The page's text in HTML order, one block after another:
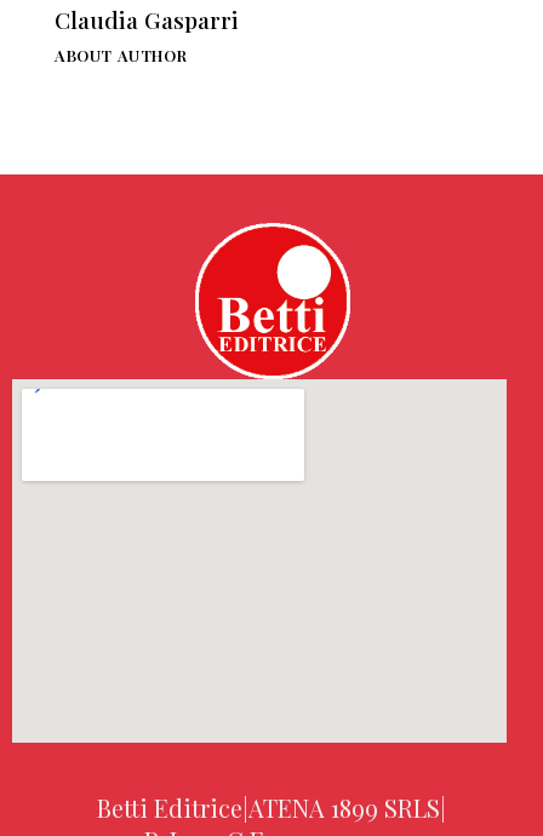
Claudia Gasparri
ABOUT AUTHOR
Betti Editrice|ATENA 1899 SRLS|